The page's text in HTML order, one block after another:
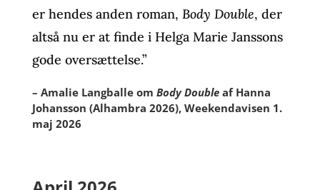
er hendes anden roman, Body Double, der
altså nu er at finde i Helga Marie Janssons
gode oversættelse.”
– Amalie Langballe om Body Double af Hanna
Johansson (Alhambra 2026), Weekendavisen 1.
maj 2026